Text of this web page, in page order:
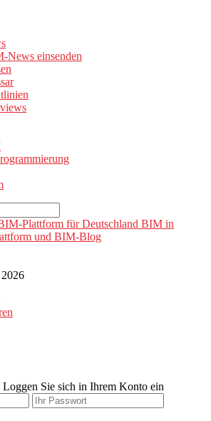
News einsenden
BIM in
und BIM-Blog
Sie sich in Ihrem Konto ein